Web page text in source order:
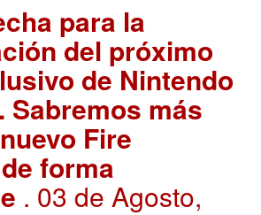
para la
del próximo
de Nintendo
Sabremos más
Fire
forma
. 03 de Agosto,